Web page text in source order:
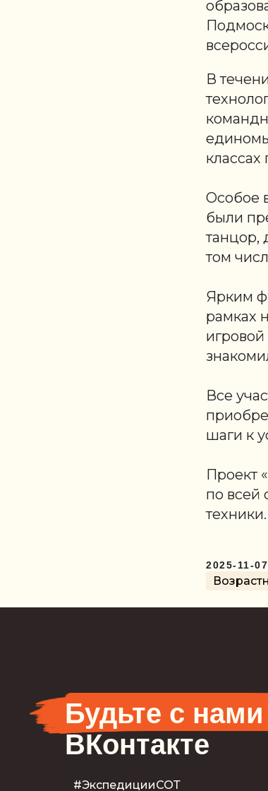
В
Особое
были
танцор,
том
Ярким
рамках
Все
шаги к
Проект
по всей
2025-11-
Будьте с нами
ВКонтакте
#ЭкспедицииСОТ